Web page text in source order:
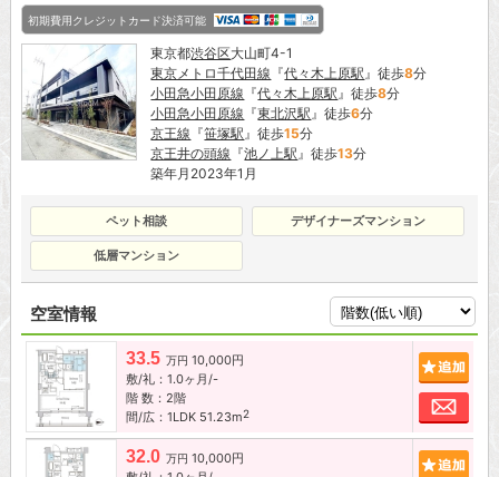
初期費用クレジットカード決済可能
東京都渋谷区大山町4-1
東京メトロ千代田線 『代々木上原駅』徒歩8分
小田急小田原線 『代々木上原駅』徒歩8分
小田急小田原線 『東北沢駅』徒歩6分
京王線 『笹塚駅』徒歩15分
京王井の頭線 『池ノ上駅』徒歩13分
築年月2023年1月
ペット相談 デザイナーズマンション
低層マンション
空室情報
33.5 万円 10,000円
敷/礼：1.0ヶ月/-
階 数：2階
間/広：1LDK 51.23m2
お
32.0 万円 10,000円